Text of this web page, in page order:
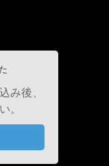
み後、
。